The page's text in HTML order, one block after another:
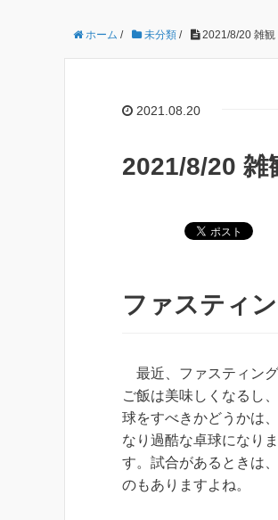
ホーム / 未分類 / 2021/8/20 雑観
2021.08.20
2021/8/20 雑
ファスティ
最近、ファスティング
ご飯は美味しくなるし
球をすべきかどうかは
なり過酷な卓球になり
す。試合があるときは
のもありますよね。